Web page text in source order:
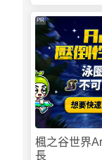
楓之谷世界
長
PR